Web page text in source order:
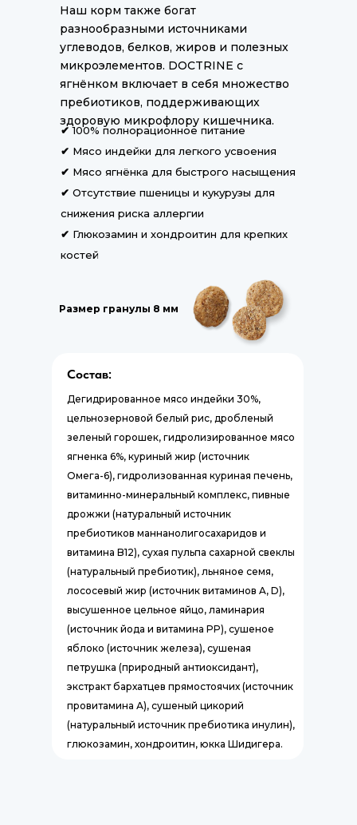
Наш корм также богат
разнообразными источниками
углеводов, белков, жиров и полезных
микроэлементов. DOCTRINE с
ягнёнком включает в себя множество
пребиотиков, поддерживающих
здоровую микрофлору кишечника.
Дегидрированное мясо индейки 30%,
цельнозерновой белый рис, дробленый
зеленый горошек, гидролизированное мясо
ягненка 6%, куриный жир (источник
Омега-6), гидролизованная куриная печень,
витаминно-минеральный комплекс, пивные
дрожжи (натуральный источник
пребиотиков маннанолигосахаридов и
витамина B12), сухая пульпа сахарной свеклы
(натуральный пребиотик), льняное семя,
лососевый жир (источник витаминов A, D),
высушенное цельное яйцо, ламинария
(источник йода и витамина PP), сушеное
яблоко (источник железа), сушеная
петрушка (природный антиоксидант),
экстракт бархатцев прямостоячих (источник
провитамина А), сушеный цикорий
(натуральный источник пребиотика инулин),
глюкозамин, хондроитин, юкка Шидигера.
✔100% полнорационное питание
✔ Мясо индейки для легкого усвоения
✔ Мясо ягнёнка для быстрого насыщения
✔ Отсутствие пшеницы и кукурузы для
снижения риска аллергии
✔ Глюкозамин и хондроитин для крепких
костей
Состав:
Размер гранулы 8 мм